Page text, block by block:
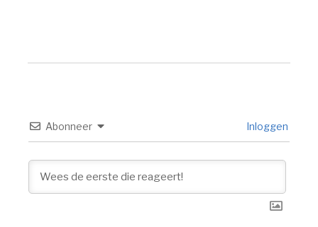
Abonneer Inloggen